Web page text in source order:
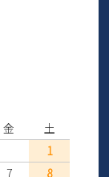
金
土
1
7
8